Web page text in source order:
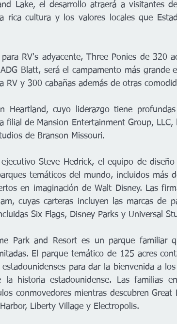
Lake, el desarrollo atraerá a visitantes
rica cultura y los valores locales que
RV's adyacente, Three Ponies de 320
Blatt, será el campamento más grande
RV y 300 cabañas además de otras
Heartland, cuyo liderazgo tiene
filial de Mansion Entertainment Group, LLC,
de Branson Missouri.
Steve Hedrick, el equipo de
temáticos del mundo, incluidos más
en imaginación de Walt Disney. Las
cuyas carteras incluyen las marcas de
Six Flags, Disney Parks y Universal
Park and Resort es un parque familiar
El parque temático de 125 acres
para dar la bienvenida a
historia estadounidense. Las familias
conmovedores mientras descubren Great
Liberty Village y Electropolis.